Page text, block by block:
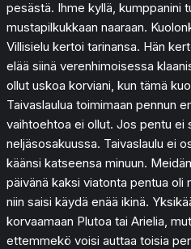
pesästä. Ihme kyllä, kumppanini
mustapilkukkaan naaraan.
Villisielu kertoi tarinansa. Hän
elää siinä verenhimoisessa
ollut uskoa korviani, kun tämä
Taivaslaulua toimimaan pennun
vaihtoehtoa ei ollut. Jos pentu ei
neljäsosakuussa. Taivaslaulu ei
käänsi katseensa minuun.
päivänä kaksi viatonta pentua oli
niin saisi käydä enää ikinä.
korvaamaan Plutoa tai Arielia,
ettemmekö voisi auttaa toisia